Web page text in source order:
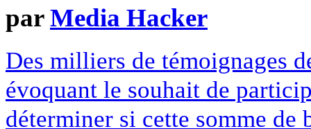
parMedia Hacker
Des milliers de témoignages
évoquant le souhait de
déterminer si cette somme